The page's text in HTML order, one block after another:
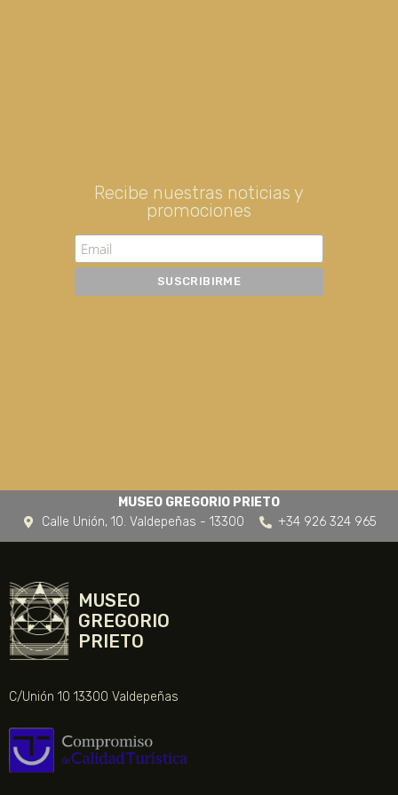
Recibe nuestras noticias y
promociones
MUSEO GREGORIO PRIETO
Calle Unión, 10. Valdepeñas - 13300
+34 926 324 965
MUSEO
GREGORIO
PRIETO
C/Unión 10 13300 Valdepeñas